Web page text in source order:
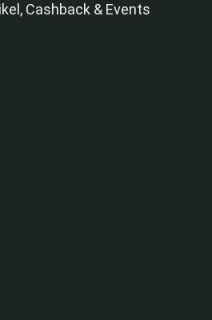
Cashback & Events